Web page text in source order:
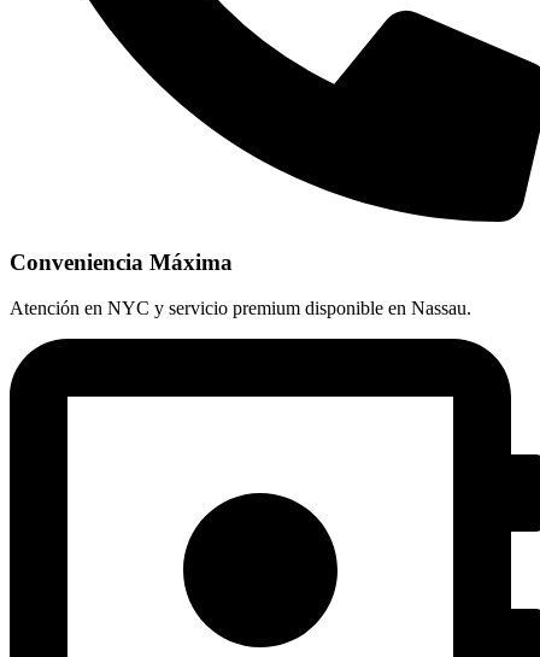
Conveniencia Máxima
Atención en NYC y servicio premium disponible en Nassau.